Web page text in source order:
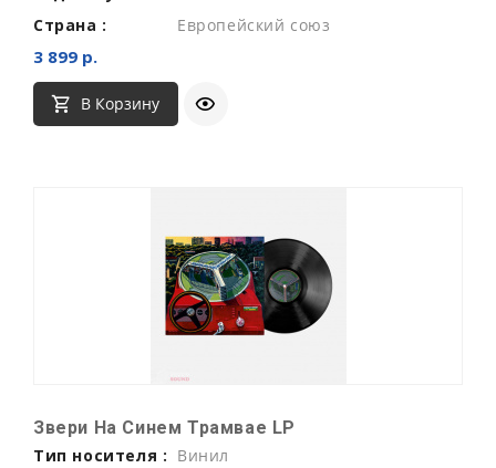
Страна :
Европейский союз
3 899 р.
В Корзину
Звери На Синем Трамвае LP
Тип носителя : Винил